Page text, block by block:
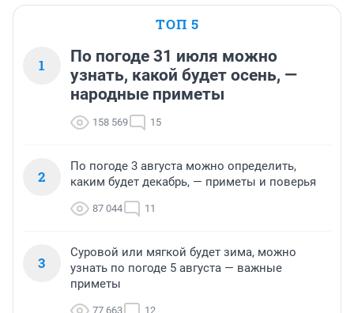
ТОП 5
1
По погоде 31 июля можно
узнать, какой будет осень, —
народные приметы
158 569 15
2
По погоде 3 августа можно определить,
каким будет декабрь, — приметы и поверья
87 044 11
3
Суровой или мягкой будет зима, можно
узнать по погоде 5 августа — важные
приметы
77 663 12